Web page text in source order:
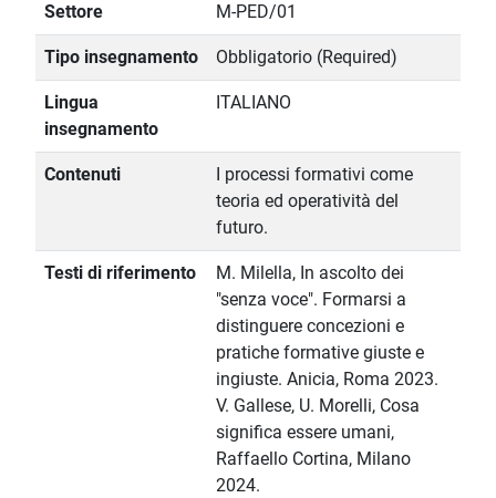
Settore M-PED/01
Tipo insegnamento Obbligatorio (Required)
Lingua
insegnamento
ITALIANO
Contenuti
I processi formativi come
teoria ed operatività del
futuro.
Testi di riferimento
M. Milella, In ascolto dei
"senza voce". Formarsi a
distinguere concezioni e
pratiche formative giuste e
ingiuste. Anicia, Roma 2023.
V. Gallese, U. Morelli, Cosa
significa essere umani,
Raffaello Cortina, Milano
2024.